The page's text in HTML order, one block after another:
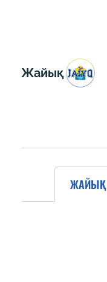
Жайық
ЖАЙЫҚ